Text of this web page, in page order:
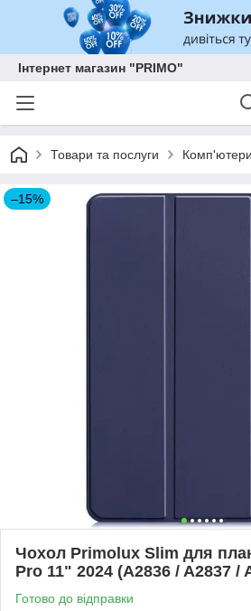
Інтернет магазин "PRIMO"
Товари та послуги
–15%
Чохол Primolux Slim для
Pro 11" 2024 (A2836 / A2837 /
Готово до відправки